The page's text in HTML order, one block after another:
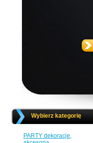
Wybierz kategorię
PARTY dekoracje,